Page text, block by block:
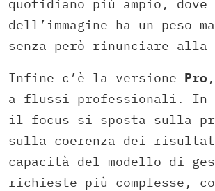
quotidiano più ampio,
dell’immagine ha un peso
senza però rinunciare
Infine c’è la versione Pro
a flussi professionali. In
il focus si sposta sulla
sulla coerenza dei
capacità del modello di
richieste più complesse,